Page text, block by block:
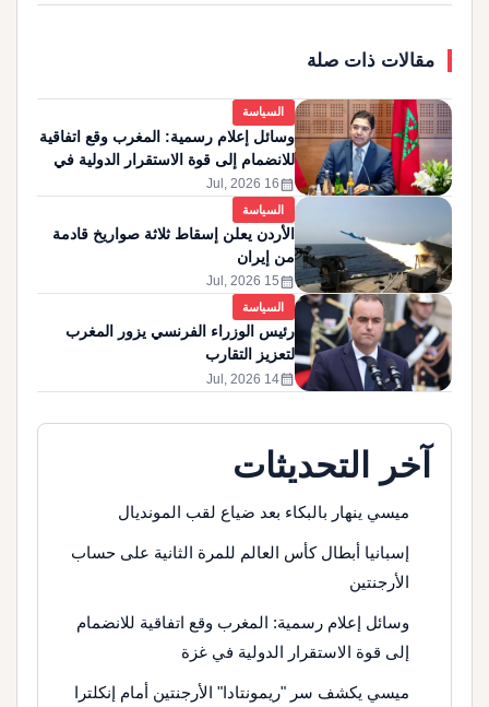
مقالات ذات صلة
السياسة
وسائل إعلام رسمية: المغرب وقع اتفاقية
للانضمام إلى قوة الاستقرار الدولية في
غزة
calendar_month
16 Jul, 2026
السياسة
الأردن يعلن إسقاط ثلاثة صواريخ قادمة
من إيران
calendar_month
15 Jul, 2026
السياسة
رئيس الوزراء الفرنسي يزور المغرب
لتعزيز التقارب
calendar_month
14 Jul, 2026
آخر التحديثات
ميسي ينهار بالبكاء بعد ضياع لقب المونديال
إسبانيا أبطال كأس العالم للمرة الثانية على حساب
الأرجنتين
وسائل إعلام رسمية: المغرب وقع اتفاقية للانضمام
إلى قوة الاستقرار الدولية في غزة
ميسي يكشف سر "ريمونتادا" الأرجنتين أمام إنكلترا